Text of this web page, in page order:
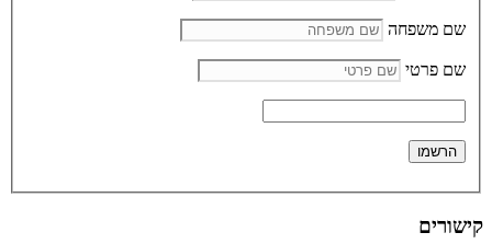
שם משפחה
שם פרטי
קישורים